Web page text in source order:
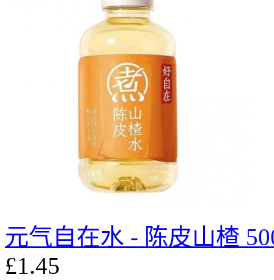
元气自在水 - 陈皮山楂
£1.45